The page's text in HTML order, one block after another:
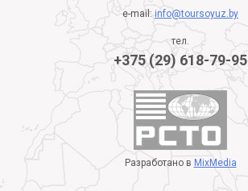
e-mail:info@toursoyuz.by
тел.
+375 (29) 618-79-95
Разработано в MixMedia